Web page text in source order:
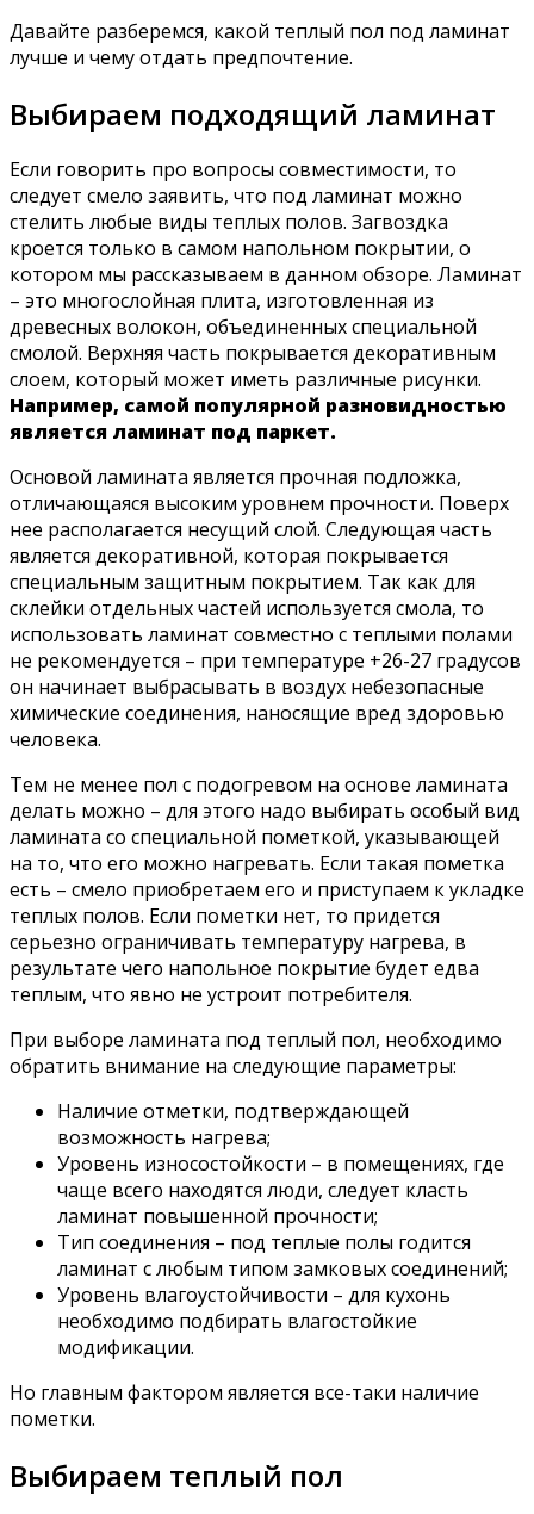
Давайте разберемся, какой теплый пол под ламинат
лучше и чему отдать предпочтение.
Выбираем подходящий ламинат
Если говорить про вопросы совместимости, то
следует смело заявить, что под ламинат можно
стелить любые виды теплых полов. Загвоздка
кроется только в самом напольном покрытии, о
котором мы рассказываем в данном обзоре. Ламинат
– это многослойная плита, изготовленная из
древесных волокон, объединенных специальной
смолой. Верхняя часть покрывается декоративным
слоем, который может иметь различные рисунки.
Например, самой популярной разновидностью
является ламинат под паркет.
Основой ламината является прочная подложка,
отличающаяся высоким уровнем прочности. Поверх
нее располагается несущий слой. Следующая часть
является декоративной, которая покрывается
специальным защитным покрытием. Так как для
склейки отдельных частей используется смола, то
использовать ламинат совместно с теплыми полами
не рекомендуется – при температуре +26-27 градусов
он начинает выбрасывать в воздух небезопасные
химические соединения, наносящие вред здоровью
человека.
Тем не менее пол с подогревом на основе ламината
делать можно – для этого надо выбирать особый вид
ламината со специальной пометкой, указывающей
на то, что его можно нагревать. Если такая пометка
есть – смело приобретаем его и приступаем к укладке
теплых полов. Если пометки нет, то придется
серьезно ограничивать температуру нагрева, в
результате чего напольное покрытие будет едва
теплым, что явно не устроит потребителя.
При выборе ламината под теплый пол, необходимо
обратить внимание на следующие параметры:
Наличие отметки, подтверждающей
возможность нагрева;
Уровень износостойкости – в помещениях, где
чаще всего находятся люди, следует класть
ламинат повышенной прочности;
Тип соединения – под теплые полы годится
ламинат с любым типом замковых соединений;
Уровень влагоустойчивости – для кухонь
необходимо подбирать влагостойкие
модификации.
Но главным фактором является все-таки наличие
пометки.
Выбираем теплый пол